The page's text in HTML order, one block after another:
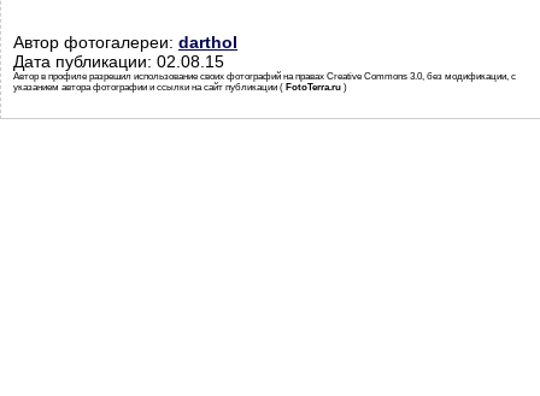
Автор фотогалереи: darthol
Дата публикации: 02.08.15
Автор в профиле разрешил использование своих фотографий на правах Creative Commons 3.0, без модификации, с
указанием автора фотографии и ссылки на сайт публикации ( FotoTerra.ru )